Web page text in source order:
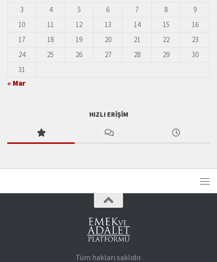
3
4 5 6 7 8
9
10
11 12 13 14 15
16
17
18 19 20 21 22
23
24
25 26 27 28 29
30
31
« Mar
HIZLI ERIŞIM
Tüm hakları saklıdır.